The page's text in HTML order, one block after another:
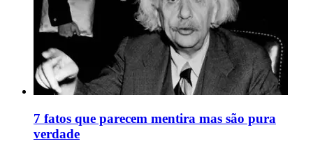
7 fatos que parecem mentira mas são pura
verdade